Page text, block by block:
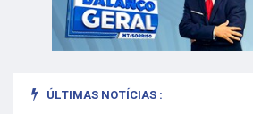
ÚLTIMAS NOTÍCIAS :